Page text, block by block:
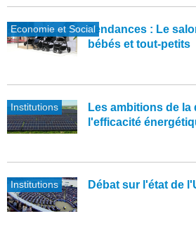
Economie et SocialTendances : Le
bébés et tout-petits
Institutions
Les ambitions de la
l'efficacité
Institutions Débat sur l'état de